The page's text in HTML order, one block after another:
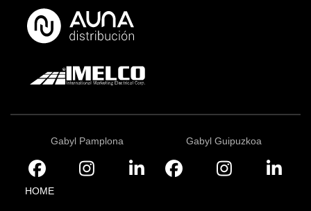
Gabyl Pamplona Gabyl Guipuzkoa
HOME